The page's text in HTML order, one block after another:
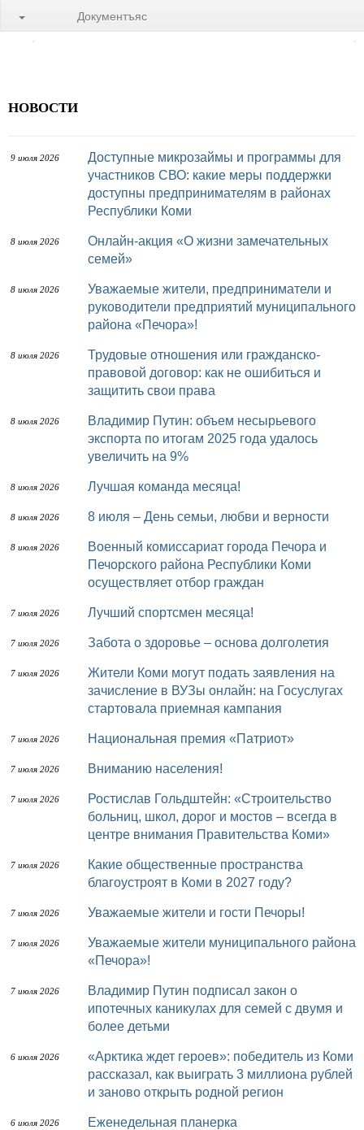
Документъяс
НОВОСТИ
9 июля 2026
Доступные микрозаймы и программы для
участников СВО: какие меры поддержки
доступны предпринимателям в районах
Республики Коми
8 июля 2026
Онлайн-акция «О жизни замечательных
семей»
8 июля 2026
Уважаемые жители, предприниматели и
руководители предприятий муниципального
района «Печора»!
8 июля 2026
Трудовые отношения или гражданско-
правовой договор: как не ошибиться и
защитить свои права
8 июля 2026
Владимир Путин: объем несырьевого
экспорта по итогам 2025 года удалось
увеличить на 9%
8 июля 2026 Лучшая команда месяца!
8 июля 2026 8 июля – День семьи, любви и верности
8 июля 2026
Военный комиссариат города Печора и
Печорского района Республики Коми
осуществляет отбор граждан
7 июля 2026 Лучший спортсмен месяца!
7 июля 2026 Забота о здоровье – основа долголетия
7 июля 2026
Жители Коми могут подать заявления на
зачисление в ВУЗы онлайн: на Госуслугах
стартовала приемная кампания
7 июля 2026 Национальная премия «Патриот»
7 июля 2026 Вниманию населения!
7 июля 2026
Ростислав Гольдштейн: «Строительство
больниц, школ, дорог и мостов – всегда в
центре внимания Правительства Коми»
7 июля 2026
Какие общественные пространства
благоустроят в Коми в 2027 году?
7 июля 2026 Уважаемые жители и гости Печоры!
7 июля 2026
Уважаемые жители муниципального района
«Печора»!
7 июля 2026
Владимир Путин подписал закон о
ипотечных каникулах для семей с двумя и
более детьми
6 июля 2026
«Арктика ждет героев»: победитель из Коми
рассказал, как выиграть 3 миллиона рублей
и заново открыть родной регион
6 июля 2026 Еженедельная планерка